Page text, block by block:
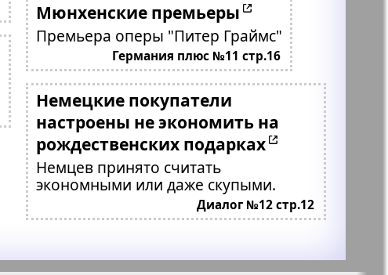
Мюнхенские премьеры
Премьера оперы "Питер Граймс"
Германия плюс №11 стр.16
Немецкие покупатели
настроены не экономить на
рождественских подарках
Немцев принято считать
экономными или даже скупыми.
Диалог №12 стр.12